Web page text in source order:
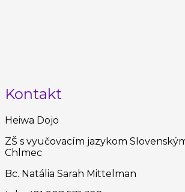
Kontakt
Heiwa Dojo
ZŠ s vyučovacím jazykom
Chlmec
Bc. Natália Sarah Mittelman